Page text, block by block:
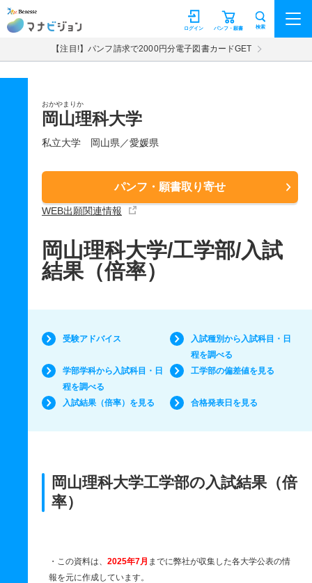
マナビジョン パンフ・願書
ログイン 検索
【注目!】パンフ請求で2000円分電子図書カードGET
おかやまりか
岡山理科大学
私立大学 岡山県／愛媛県
パンフ・願書取り寄せ
WEB出願関連情報
岡山理科大学/工学部/入試
結果（倍率）
受験アドバイス
入試種別から入試科目・日
程を調べる
学部学科から入試科目・日
程を調べる
工学部の偏差値を見る
入試結果（倍率）を見る 合格発表日を見る
岡山理科大学工学部の入試結果（倍
率）
・この資料は、 2025年7月 までに弊社が収集した各大学公表の情
報を元に作成しています。